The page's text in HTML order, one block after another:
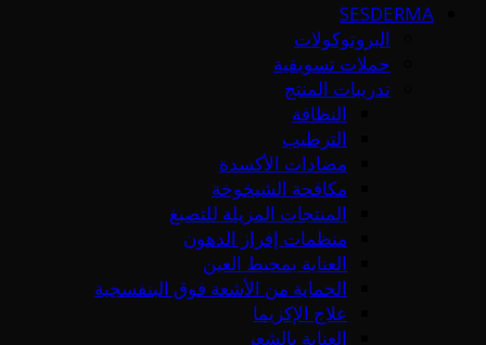
SESDERMA
البروتوكولات
حملات تسويقية
تدريبات المنتج
النظافة
الترطيب
مضادات الأكسدة
مكافحة الشيخوخة
المنتجات المزيلة للتصبغ
منظمات إفراز الدهون
العناية بمحيط العين
الحماية من الأشعة فوق البنفسجية
علاج الإكزيما
العناية بالشعر